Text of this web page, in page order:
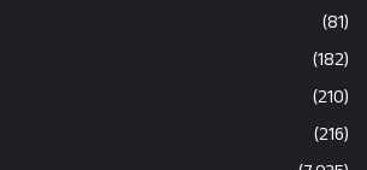
(81)
(182)
(210)
(216)